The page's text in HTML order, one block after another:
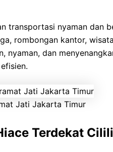
transportasi nyaman dan
rombongan kantor,
nyaman, dan
Jati Jakarta Timur
Terdekat